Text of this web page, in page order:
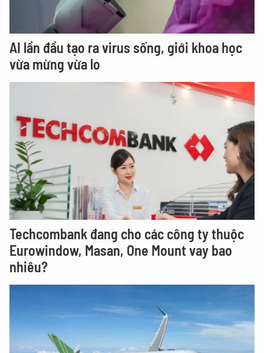
AI lần đầu tạo ra virus sống, giới khoa học
vừa mừng vừa lo
Techcombank đang cho các công ty thuộc
Eurowindow, Masan, One Mount vay bao
nhiêu?